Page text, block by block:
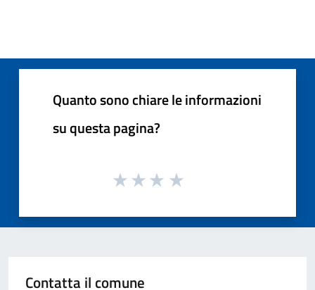
Quanto sono chiare le informazioni
su questa pagina?
Contatta il comune